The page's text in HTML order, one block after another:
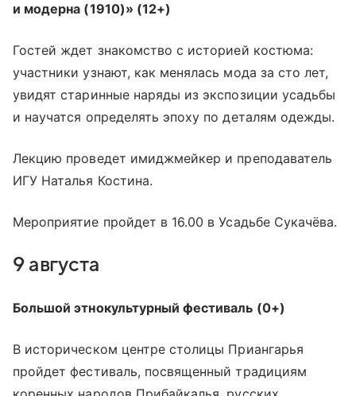
и модерна (1910)» (12+)
Гостей ждет знакомство с историей костюма:
участники узнают, как менялась мода за сто лет,
увидят старинные наряды из экспозиции усадьбы
и научатся определять эпоху по деталям одежды.
Лекцию проведет имиджмейкер и преподаватель
ИГУ Наталья Костина.
Мероприятие пройдет в 16.00 в Усадьбе Сукачёва.
9 августа
Большой этнокультурный фестиваль (0+)
В историческом центре столицы Приангарья
пройдет фестиваль, посвященный традициям